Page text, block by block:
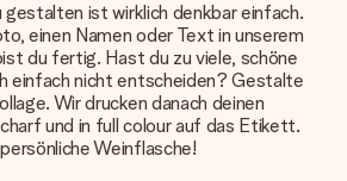
ist wirklich denkbar einfach.
einen Namen oder Text in unserem
du fertig. Hast du zu viele, schöne
einfach nicht entscheiden? Gestalte
Wir drucken danach deinen
und in full colour auf das Etikett.
Weinflasche!